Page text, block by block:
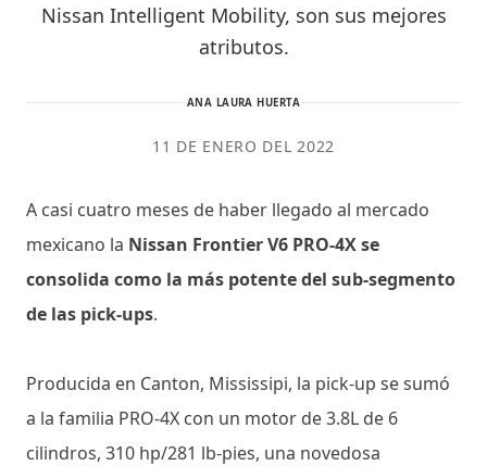
Nissan Intelligent Mobility, son sus mejores
atributos.
ANA LAURA HUERTA
11 DE ENERO DEL 2022
A casi cuatro meses de haber llegado al mercado
mexicano la Nissan Frontier V6 PRO-4X se
consolida como la más potente del sub-segmento
de las pick-ups.
Producida en Canton, Mississipi, la pick-up se sumó
a la familia PRO-4X con un motor de 3.8L de 6
cilindros, 310 hp/281 lb-pies, una novedosa